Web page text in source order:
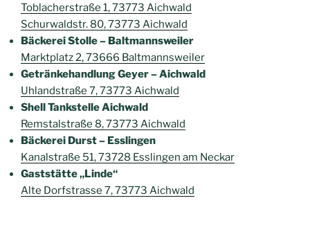
Toblacherstraße 1, 73773 Aichwald
Schurwaldstr. 80, 73773 Aichwald
Bäckerei Stolle – Baltmannsweiler
Marktplatz 2, 73666 Baltmannsweiler
Getränkehandlung Geyer – Aichwald
Uhlandstraße 7, 73773 Aichwald
Shell Tankstelle Aichwald
Remstalstraße 8, 73773 Aichwald
Bäckerei Durst – Esslingen
Kanalstraße 51, 73728 Esslingen am Neckar
Gaststätte „Linde“
Alte Dorfstrasse 7, 73773 Aichwald